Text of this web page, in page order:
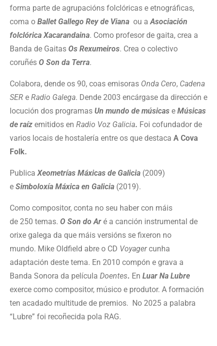
forma parte de agrupacións folclóricas e etnográficas,
coma o Ballet Gallego Rey de Viana ou aAsociación
folclórica Xacarandaina. Como profesor de gaita, crea a
Banda de Gaitas Os Rexumeiros. Crea o colectivo
coruñés O Son da Terra.
Colabora, dende os 90, coas emisoras Onda Cero, Cadena
SER e Radio Galega. Dende 2003 encárgase da dirección e
locución dos programas Un mundo de músicas e Músicas
de raíz emitidos en Radio Voz Galicia. Foi cofundador de
varios locais de hostalería entre os que destaca A Cova
Folk.
PublicaXeometrías Máxicas de Galicia (2009)
e Simboloxía Máxica en Galicia (2019).
Como compositor, conta no seu haber con máis
de 250 temas. O Son do Ar é a canción instrumental de
orixe galega da que máis versións se fixeron no
mundo. Mike Oldfield abre o CD Voyagercunha
adaptación deste tema. En 2010 compón e grava a
Banda Sonora da película Doentes. En Luar Na Lubre
exerce como compositor, músico e produtor. A formación
ten acadado multitude de premios. No 2025 a palabra
“Lubre” foi recoñecida pola RAG.